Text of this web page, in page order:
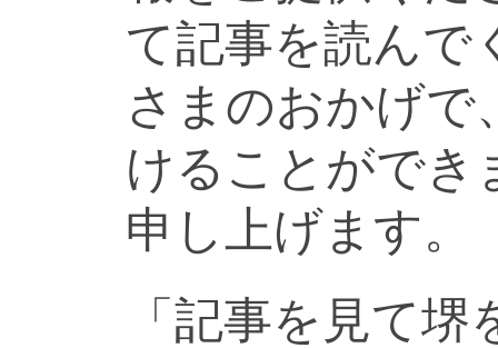
て記事を読んで
さまのおかげで
けることができ
申し上げます。
「記事を見て